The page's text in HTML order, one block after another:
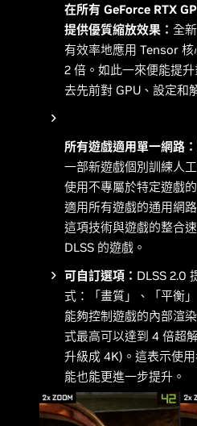
在所有 GeForce RTX
提供優質縮放效果：全
有效率地應用 Tensor
2 倍。如此一來便能提
去先前對 GPU、設定和
所有遊戲適用單一網路：
一部新遊戲個別訓練人
使用不專屬於特定遊戲
適用所有遊戲的通用網
這項技術與遊戲的整合
DLSS 的遊戲。
可自訂選項： DLSS 2.0
式：「畫質」、「平衡
能夠控制遊戲的內部渲
式最高可以達到 4 倍超
升級成 4K)。這表示使
能也能更進一步提升。